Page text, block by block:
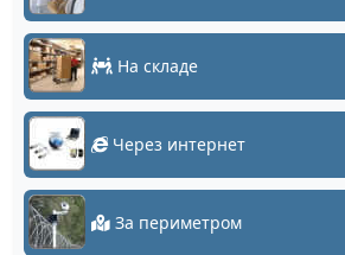
На складе
Через интернет
За периметром